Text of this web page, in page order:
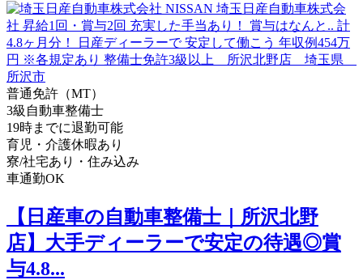
普通免許（MT）
3級自動車整備士
19時までに退勤可能
育児・介護休暇あり
寮/社宅あり・住み込み
車通勤OK
【日産車の自動車整備士｜所沢北野
店】大手ディーラーで安定の待遇◎賞
与4.8...